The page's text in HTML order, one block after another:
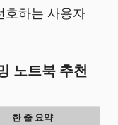
호하는 사용자
노트북 추천
한 줄 요약